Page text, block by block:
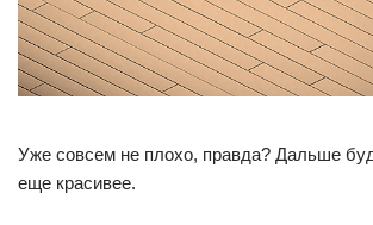
Уже совсем не плохо, правда? Дальше
еще красивее.